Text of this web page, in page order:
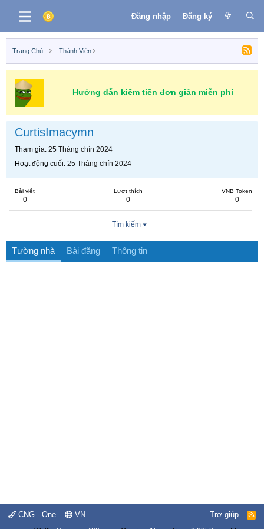
Đăng nhập Đăng ký
Trang Chủ Thành Viên
Hướng dẫn kiếm tiền đơn giản miễn phí
CurtisImacymn
Tham gia 25 Tháng chín 2024
Hoạt động cuối 25 Tháng chín 2024
Bài viết
0
Lượt thích
0
VNB Token
0
Tìm kiếm
Tường nhà Bài đăng Thông tin
CNG - One VN Trợ giúp
R